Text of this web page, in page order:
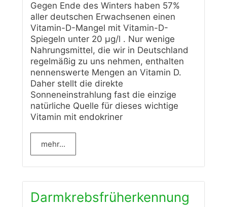
Gegen Ende des Winters haben 57%
aller deutschen Erwachsenen einen
Vitamin-D-Mangel mit Vitamin-D-
Spiegeln unter 20 µg/l . Nur wenige
Nahrungsmittel, die wir in Deutschland
regelmäßig zu uns nehmen, enthalten
nennenswerte Mengen an Vitamin D.
Daher stellt die direkte
Sonneneinstrahlung fast die einzige
natürliche Quelle für dieses wichtige
Vitamin mit endokriner
mehr...
Darmkrebsfrüherkennung